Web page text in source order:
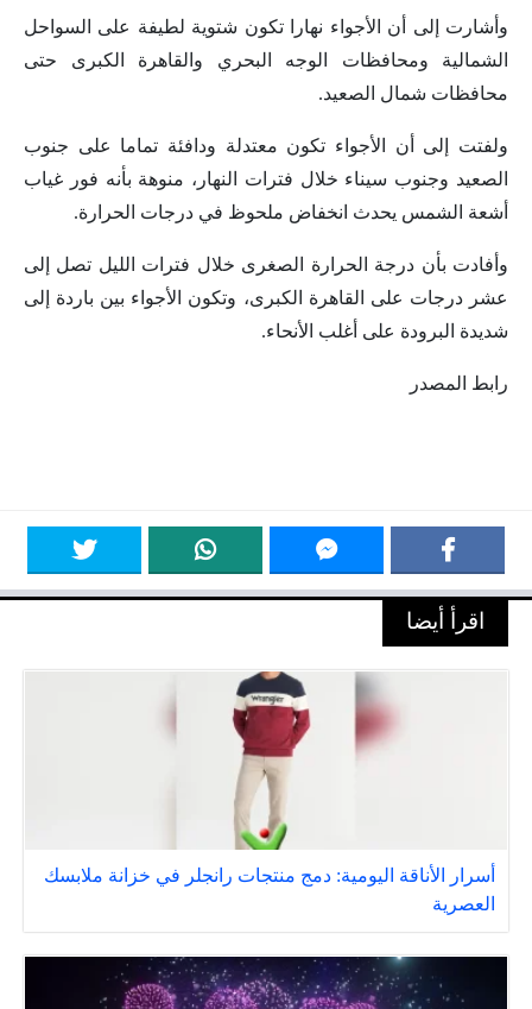
وأشارت إلى أن الأجواء نهارا تكون شتوية لطيفة على السواحل
الشمالية ومحافظات الوجه البحري والقاهرة الكبرى حتى
محافظات شمال الصعيد.
ولفتت إلى أن الأجواء تكون معتدلة ودافئة تماما على جنوب
الصعيد وجنوب سيناء خلال فترات النهار، منوهة بأنه فور غياب
أشعة الشمس يحدث انخفاض ملحوظ في درجات الحرارة.
وأفادت بأن درجة الحرارة الصغرى خلال فترات الليل تصل إلى
عشر درجات على القاهرة الكبرى، وتكون الأجواء بين باردة إلى
شديدة البرودة على أغلب الأنحاء.
رابط المصدر
اقرأ أيضا
أسرار الأناقة اليومية: دمج منتجات رانجلر في خزانة ملابسك
العصرية